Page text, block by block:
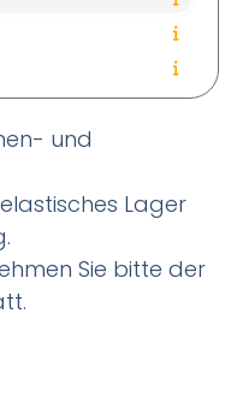
und
Lager
Sie bitte der